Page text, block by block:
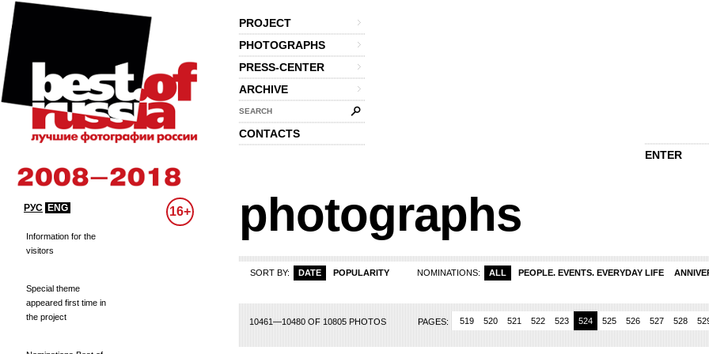
PROJECT
PHOTOGRAPHS
PRESS-CENTER
ARCHIVE
SEARCH
CONTACTS
ENTER
РУС ENG 16+
Information for the
visitors
Special theme
appeared first time in
the project
photographs
SORT BY: DATE POPULARITY NOMINATIONS: ALL PEOPLE. EVENTS. EVERYDAY LIFE
10461—10480 OF 10805 PHOTOS PAGES:
501 502 510 511 512 513 514 515 517 518 519 520 521 522 523 524 525 526 527 528